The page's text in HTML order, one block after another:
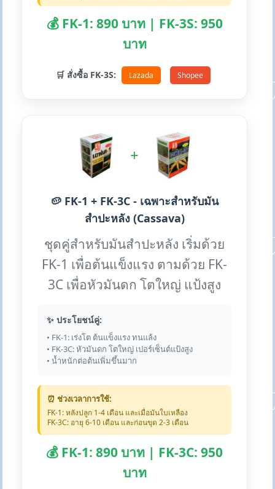
💰 FK-1: 890 บาท | FK-3S: 950
บาท
🛒 สั่งซื้อ FK-3S: Lazada Shopee
+
🥔 FK-1 + FK-3C - เฉพาะสำหรับมัน
สำปะหลัง (Cassava)
ชุดคู่สำหรับมันสำปะหลัง เริ่มด้วย
FK-1 เพื่อต้นแข็งแรง ตามด้วย FK-
3C เพื่อหัวมันดก โตใหญ่ แป้งสูง
✨ ประโยชน์คู่:
• FK-1: เร่งโต ต้นแข็งแรง ทนแล้ง
• FK-3C: หัวมันดก โตใหญ่ เปอร์เซ็นต์แป้งสูง
• น้ำหนักต่อต้นเพิ่มขึ้นมาก
⏰ ช่วงเวลาการใช้:
FK-1: หลังปลูก 1-4 เดือน และเมื่อมันใบเหลือง
FK-3C: อายุ 6-10 เดือน และก่อนขุด 2-3 เดือน
💰 FK-1: 890 บาท | FK-3C: 950
บาท